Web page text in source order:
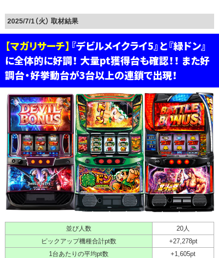
2025/7/1（火）
【マガリサーチ】 『デビルメイクライ5』と『緑ドン』
に全体的に好調！ 大量pt獲得台も確認！！ また好
調台・好挙動台が3台以上の連鎖で出現！
並び人数
20人
ピックアップ機種合計pt数
+27,278pt
1台あたりの平均pt数
+1,605pt